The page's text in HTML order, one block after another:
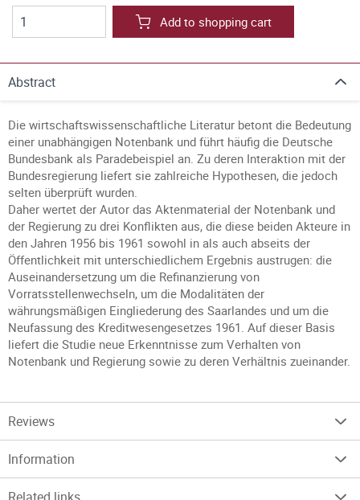
Add to shopping cart
Abstract
Die wirtschaftswissenschaftliche Literatur betont die Bedeutung
einer unabhängigen Notenbank und führt häufig die Deutsche
Bundesbank als Paradebeispiel an. Zu deren Interaktion mit der
Bundesregierung liefert sie zahlreiche Hypothesen, die jedoch
selten überprüft wurden.
Daher wertet der Autor das Aktenmaterial der Notenbank und
der Regierung zu drei Konflikten aus, die diese beiden Akteure in
den Jahren 1956 bis 1961 sowohl in als auch abseits der
Öffentlichkeit mit unterschiedlichem Ergebnis austrugen: die
Auseinandersetzung um die Refinanzierung von
Vorratsstellenwechseln, um die Modalitäten der
währungsmäßigen Eingliederung des Saarlandes und um die
Neufassung des Kreditwesengesetzes 1961. Auf dieser Basis
liefert die Studie neue Erkenntnisse zum Verhalten von
Notenbank und Regierung sowie zu deren Verhältnis zueinander.
Reviews
Information